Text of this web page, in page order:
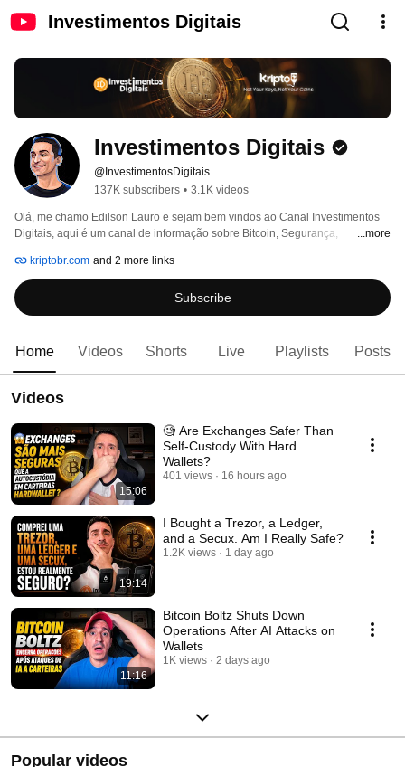
Investimentos Digitais
Investimentos Digitais
@InvestimentosDigitais
137K subscribers • 3.1K videos
Olá, me chamo Edilson Lauro e sejam bem vindos ao Canal ​Investimentos
Digitais, aqui é um canal de informação sobre Bitcoin, Segurança,
...more
kriptobr.com and 2 more links
Subscribe
Home Videos Shorts Live Playlists Posts
Videos
15:06
🧐 Are Exchanges Safer Than
Self-Custody With Hard
Wallets?
401 views 16 hours ago
19:14
I Bought a Trezor, a Ledger,
and a Secux. Am I Really Safe?
1.2K views 1 day ago
11:16
Bitcoin Boltz Shuts Down
Operations After AI Attacks on
Wallets
1K views 2 days ago
Popular videos